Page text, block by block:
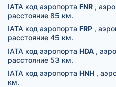
IATA код аэропорта FNR ,
расстояние 85 км.
IATA код аэропорта FRP ,
расстояние 45 км.
IATA код аэропорта HDA ,
расстояние 53 км.
IATA код аэропорта HNH ,
км.